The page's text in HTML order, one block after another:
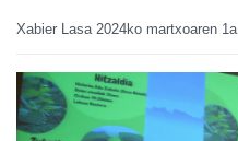
Xabier Lasa 2024ko martxoaren 1a